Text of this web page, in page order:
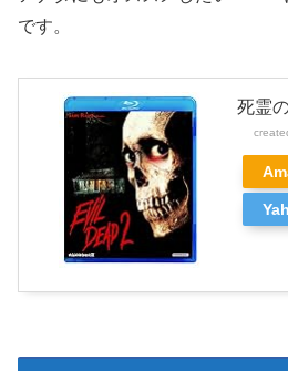
です。
死霊